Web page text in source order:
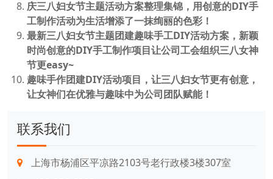
庆三八妇女节主题活动方案整理集锦，用创意的DIY手
工制作活动为生活增添了一抹绚丽的色彩！
最新三八妇女节主题团建趣味手工DIY活动方案，新颖
时尚创意的DIY手工制作项目让公司工会组织三八女神
节更easy~
趣味手作团建DIY活动项目，让三八妇女节更有创意，
让女神们在优雅与趣味中为公司团队赋能！
联系我们
上海市杨浦区平凉路2103号老行政楼3楼307室